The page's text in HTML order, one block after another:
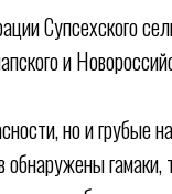
Супсехского
и
но и грубые
обнаружены